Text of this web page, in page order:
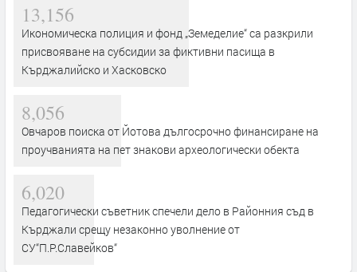
13,156
Икономическа полиция и фонд „Земеделие“ са разкрили
присвояване на субсидии за фиктивни пасища в
Кърджалийско и Хасковско
8,056
Овчаров поиска от Йотова дългосрочно финансиране на
проучванията на пет знакови археологически обекта
6,020
Педагогически съветник спечели дело в Районния съд в
Кърджали срещу незаконно уволнение от
СУ“П.Р.Славейков“